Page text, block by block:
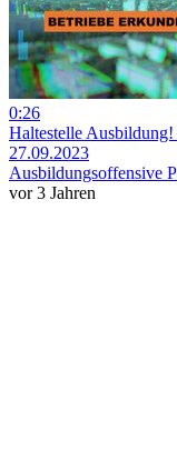
0:26
Haltestelle Ausbildung!
27.09.2023
Ausbildungsoffensive
vor 3 Jahren